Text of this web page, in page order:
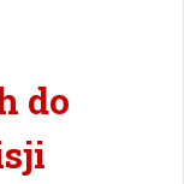
do